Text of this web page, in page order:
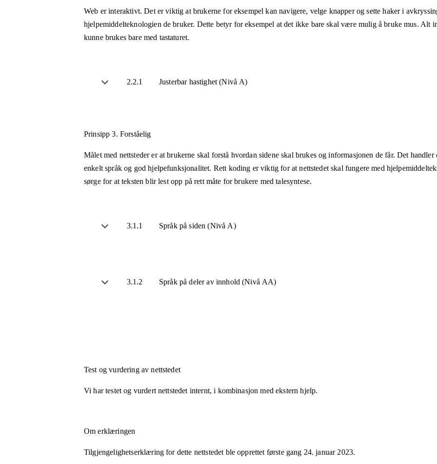
Web er interaktivt. Det er viktig at brukerne for eksempel kan navigere, velge knapper og sette haker i
hjelpemiddelteknologien de bruker. Dette betyr for eksempel at det ikke bare skal være mulig å bruke mus. Alt
kunne brukes bare med tastaturet.
2.2.1 Justerbar hastighet (Nivå A)
Prinsipp 3. Forståelig
Målet med nettsteder er at brukerne skal forstå hvordan sidene skal brukes og informasjonen de får. Det
enkelt språk og god hjelpefunksjonalitet. Rett koding er viktig for at nettstedet skal fungere med
sørge for at teksten blir lest opp på rett måte for brukere med talesyntese.
3.1.1 Språk på siden (Nivå A)
3.1.2 Språk på deler av innhold (Nivå AA)
Test og vurdering av nettstedet
Vi har testet og vurdert nettstedet internt, i kombinasjon med ekstern hjelp.
Om erklæringen
Tilgjengelighetserklæring for dette nettstedet ble opprettet første gang 24. januar 2023.